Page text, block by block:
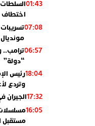
01:43
اختطاف
07:08
مونديال 2010
06:57ترامب..
“دولة”
18:04رئيس
وتردع
17:32الجيران
16:05
مستقبل